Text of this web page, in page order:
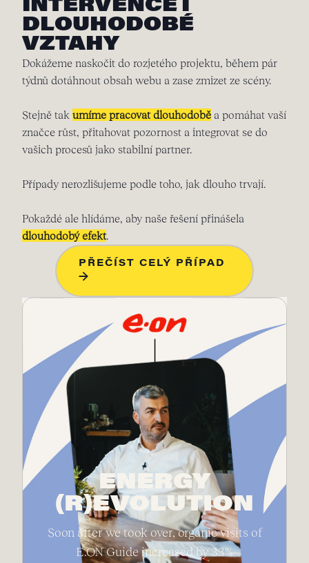
INTERVENCE I
DLOUHODOBÉ
VZTAHY
Dokážeme naskočit do rozjetého projektu, během pár
týdnů dotáhnout obsah webu a zase zmizet ze scény.
Stejně tak umíme pracovat dlouhodobě a pomáhat vaší
značce růst, přitahovat pozornost a integrovat se do
vašich procesů jako stabilní partner.
Případy nerozlišujeme podle toho, jak dlouho trvají.
Pokaždé ale hlídáme, aby naše řešení přinášela
dlouhodobý efekt.
PŘEČÍST CELÝ PŘÍPAD
→
ENERGY
(R)EVOLUTION
Soon after we took over, organic visits of
E.ON Guide increased by 33%